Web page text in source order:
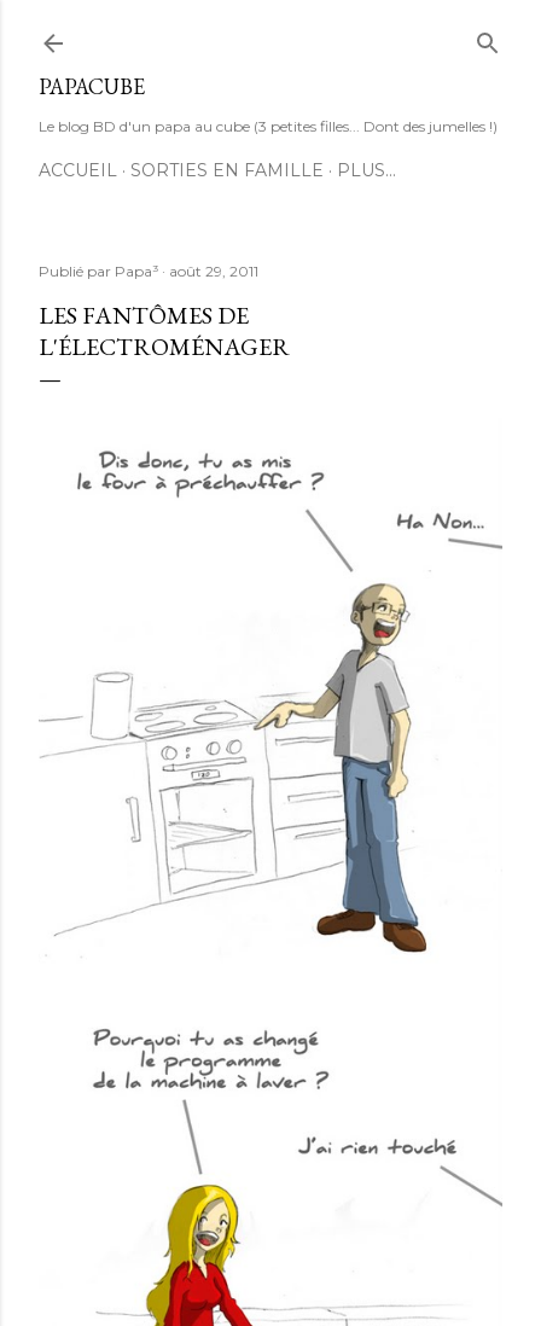
PAPACUBE
Le blog BD d'un papa au cube (3 petites filles... Dont des jumelles !)
ACCUEIL SORTIES EN FAMILLE PLUS…
Publié par Papa³ août 29, 2011
LES FANTÔMES DE
L'ÉLECTROMÉNAGER